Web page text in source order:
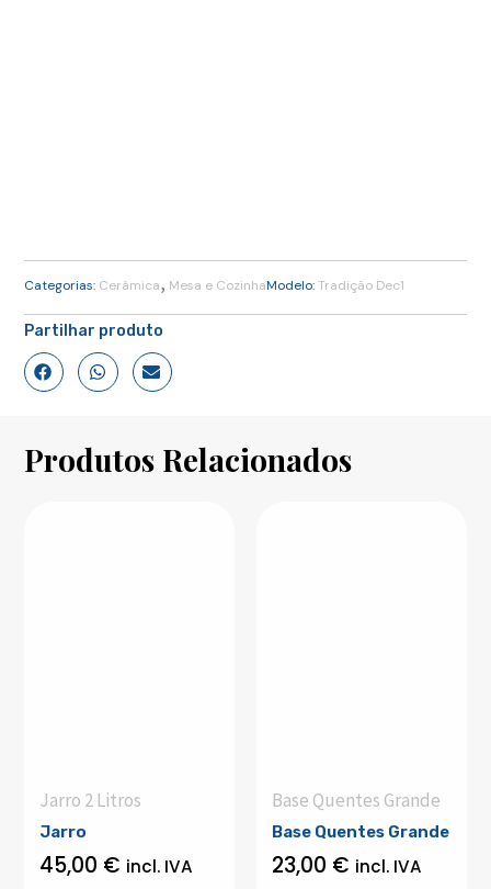
Categorias: Cerâmica, Mesa e CozinhaModelo:Tradição Dec1
Partilhar produto
Produtos Relacionados
Jarro 2 Litros
Jarro
45,00 € incl. IVA
Base Quentes Grande
Base Quentes Grande
23,00 € incl. IVA